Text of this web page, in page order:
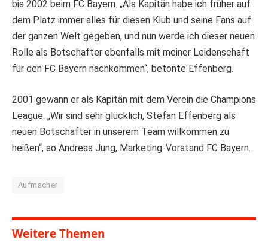
bis 2002 beim FC Bayern. „Als Kapitän habe ich früher auf
dem Platz immer alles für diesen Klub und seine Fans auf
der ganzen Welt gegeben, und nun werde ich dieser neuen
Rolle als Botschafter ebenfalls mit meiner Leidenschaft
für den FC Bayern nachkommen“, betonte Effenberg.
2001 gewann er als Kapitän mit dem Verein die Champions
League. „Wir sind sehr glücklich, Stefan Effenberg als
neuen Botschafter in unserem Team willkommen zu
heißen“, so Andreas Jung, Marketing-Vorstand FC Bayern.
Aufmacher
Weitere Themen